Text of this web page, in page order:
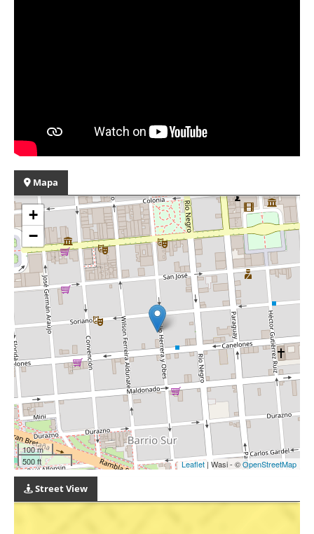
Mapa
+
−
100 m
500 ft
Leaflet | Wasi - ©OpenStreetMap
Street View